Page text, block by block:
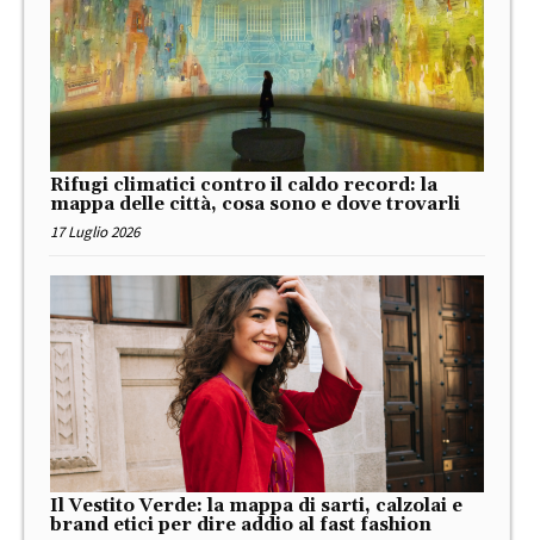
Rifugi climatici contro il caldo record: la
mappa delle città, cosa sono e dove trovarli
17 Luglio 2026
Il Vestito Verde: la mappa di sarti, calzolai e
brand etici per dire addio al fast fashion